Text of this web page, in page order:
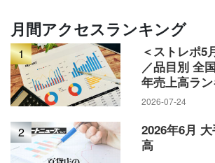
月間アクセスランキング
1
＜ストレポ5
／品目別 全
年売上高ラ
2026-07-24
2
2026年6月
高